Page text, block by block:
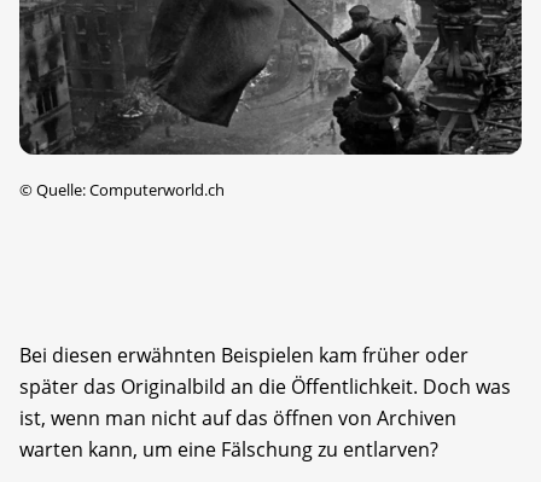
©Quelle: Computerworld.ch
Bei diesen erwähnten Beispielen kam früher oder
später das Originalbild an die Öffentlichkeit. Doch was
ist, wenn man nicht auf das öffnen von Archiven
warten kann, um eine Fälschung zu entlarven?